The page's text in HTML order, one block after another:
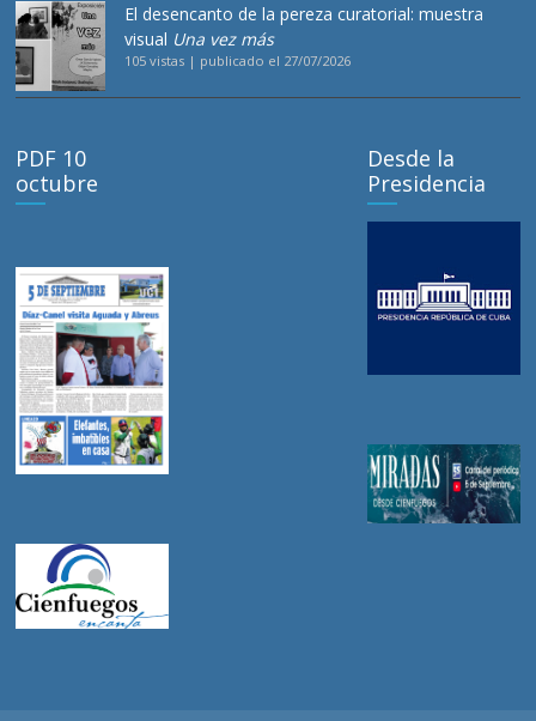
El desencanto de la pereza curatorial: muestra
visual Una vez más
105 vistas | publicado el 27/07/2026
PDF 10
octubre
Desde la
Presidencia